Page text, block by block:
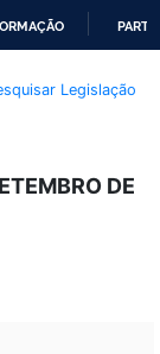
Legislação
DE